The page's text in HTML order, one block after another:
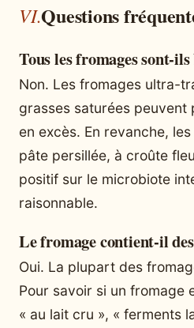
Questions
Tous les fromages sont-
Non. Les fromages ultra-
grasses saturées peuvent
en excès. En revanche,
pâte persillée, à croûte
positif sur le microbiote
raisonnable.
Le fromage contient-il
Oui. La plupart des
Pour savoir si un fromage
« au lait cru », « ferments